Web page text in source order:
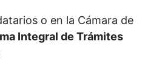
o en la Cámara de
Integral de Trámites